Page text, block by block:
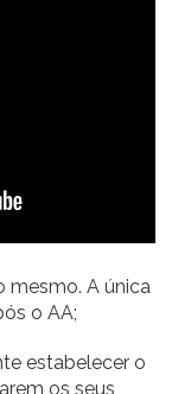
mesmo. A única
o AA;
estabelecer o
os seus